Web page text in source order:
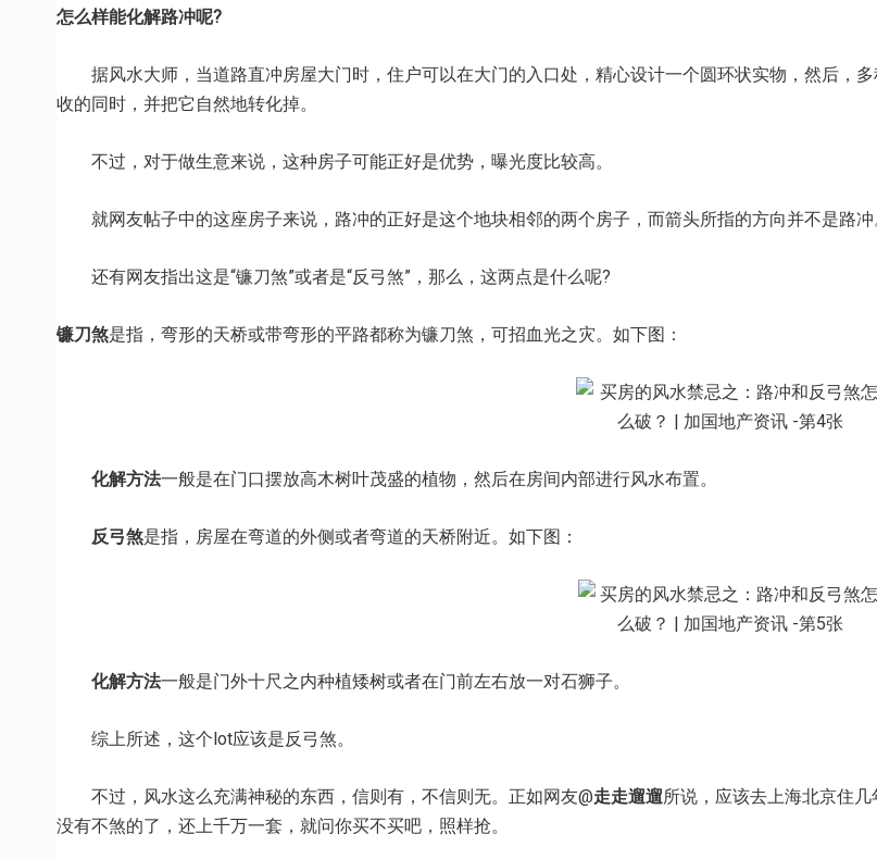
怎么样能化解路冲呢?
据风水大师，当道路直冲房屋大门时，住户可以在大门的入口处，精心设计一个圆环状实物，然后，
收的同时，并把它自然地转化掉。
不过，对于做生意来说，这种房子可能正好是优势，曝光度比较高。
就网友帖子中的这座房子来说，路冲的正好是这个地块相邻的两个房子，而箭头所指的方向并不是路冲
还有网友指出这是“镰刀煞”或者是“反弓煞”，那么，这两点是什么呢?
镰刀煞是指，弯形的天桥或带弯形的平路都称为镰刀煞，可招血光之灾。如下图：
化解方法一般是在门口摆放高木树叶茂盛的植物，然后在房间内部进行风水布置。
反弓煞是指，房屋在弯道的外侧或者弯道的天桥附近。如下图：
化解方法一般是门外十尺之内种植矮树或者在门前左右放一对石狮子。
综上所述，这个lot应该是反弓煞。
不过，风水这么充满神秘的东西，信则有，不信则无。正如网友@走走遛遛所说，应该去上海北京住
没有不煞的了，还上千万一套，就问你买不买吧，照样抢。